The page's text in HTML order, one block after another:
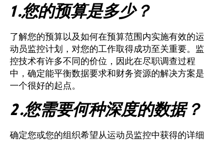
1 .您的预算是多少？
了解您的预算以及如何在预算范围内实施有效的运
动员监控计划，对您的工作取得成功至关重要。监
控技术有许多不同的价位，因此在尽职调查过程
中，确定能平衡数据要求和财务资源的解决方案是
一个很好的起点。
2 .您需要何种深度的数据？
确定您或您的组织希望从运动员监控中获得的详细